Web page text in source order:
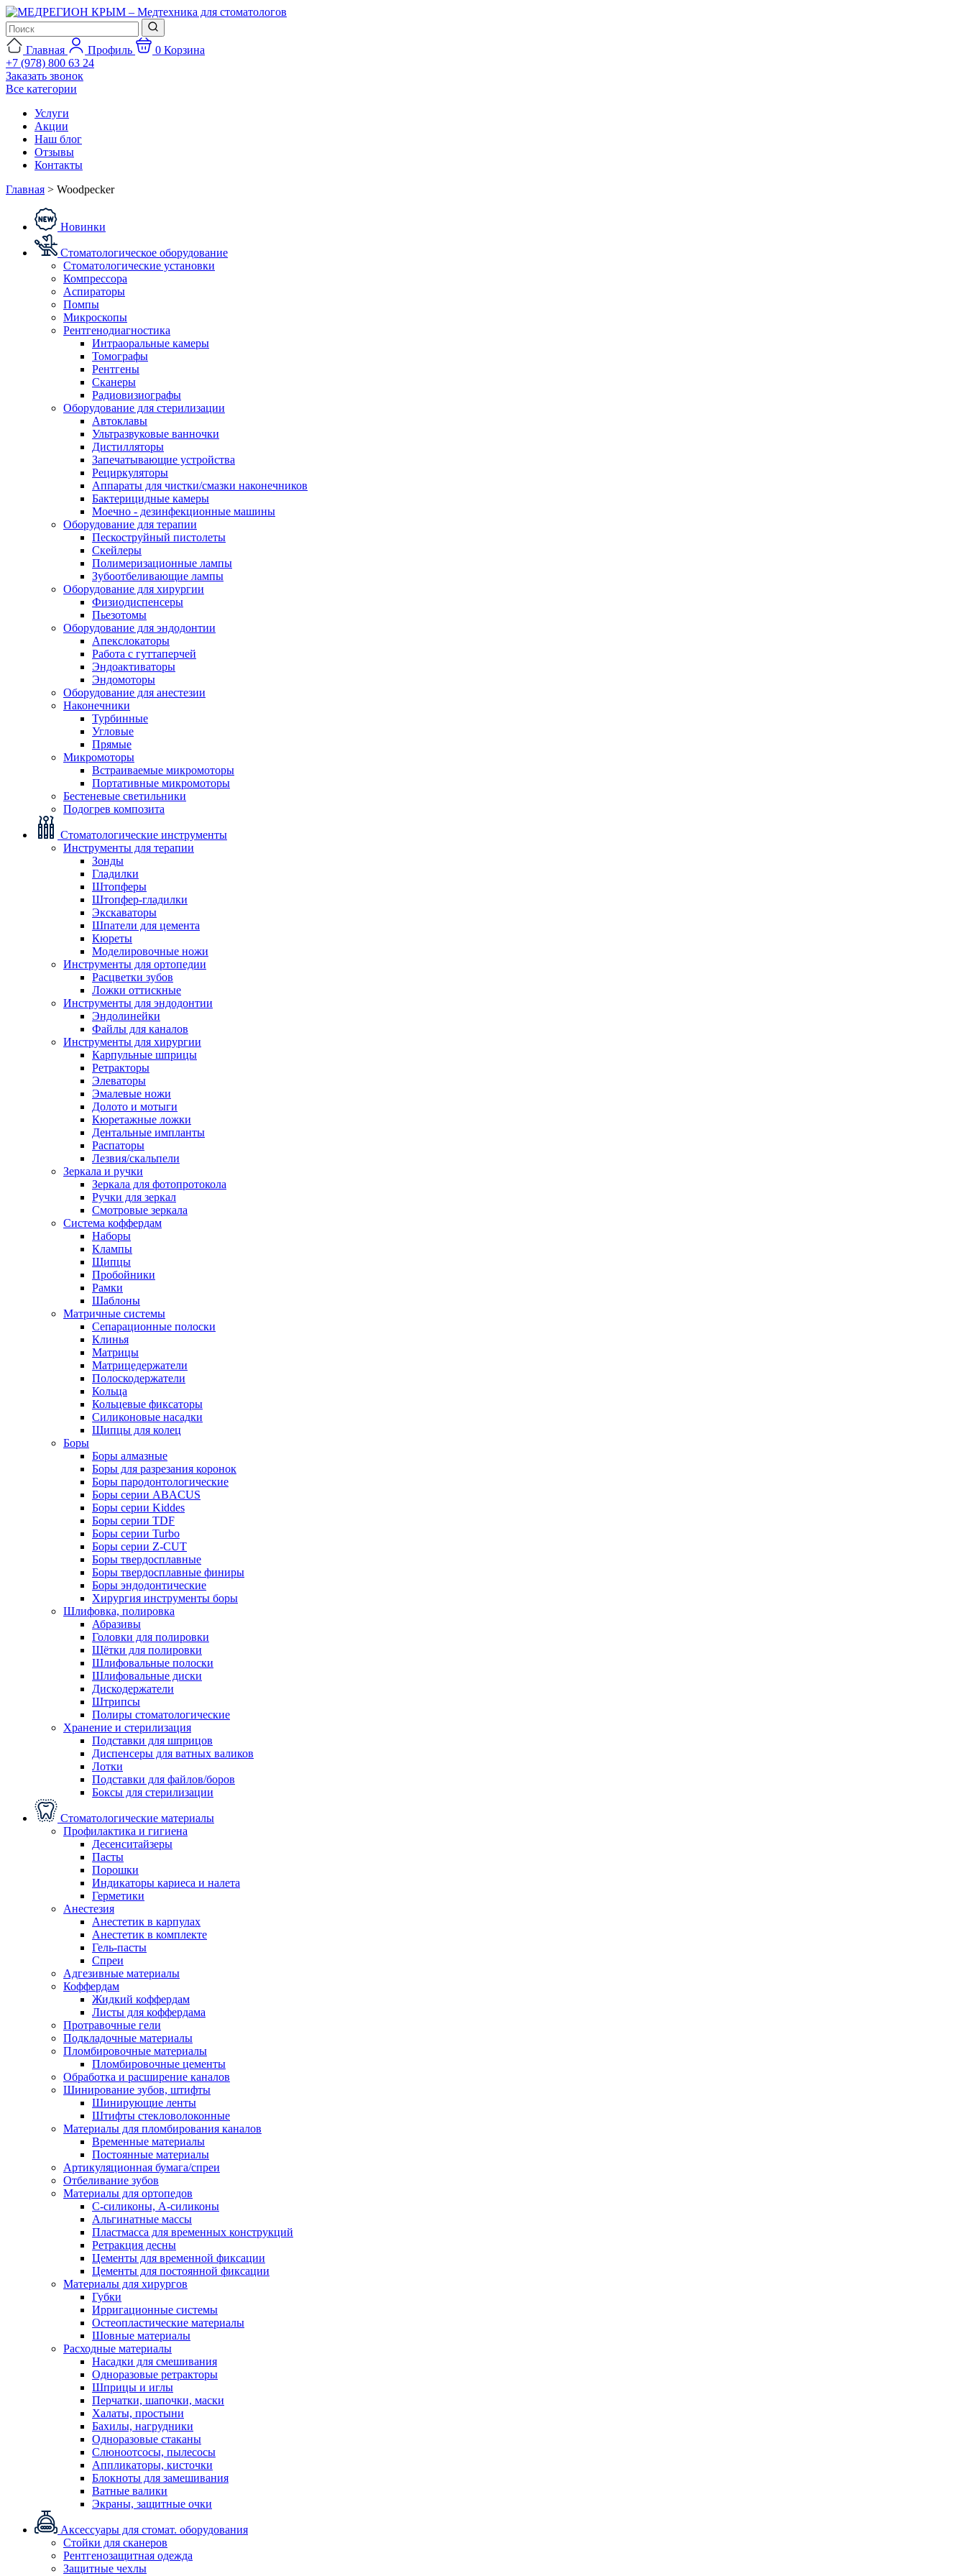
Главная Профиль 0 Корзина
+7 (978) 800 63 24
Заказать звонок
Все категории
Услуги
Акции
Наш блог
Отзывы
Контакты
Главная > Woodpecker
Новинки
Стоматологическое оборудование
Стоматологические установки
Компрессора
Аспираторы
Помпы
Микроскопы
Рентгенодиагностика
Интраоральные камеры
Томографы
Рентгены
Сканеры
Радиовизиографы
Оборудование для стерилизации
Автоклавы
Ультразвуковые ванночки
Дистилляторы
Запечатывающие устройства
Рециркуляторы
Аппараты для чистки/смазки наконечников
Бактерицидные камеры
Моечно - дезинфекционные машины
Оборудование для терапии
Пескоструйный пистолеты
Скейлеры
Полимеризационные лампы
Зубоотбеливающие лампы
Оборудование для хирургии
Физиодиспенсеры
Пьезотомы
Оборудование для эндодонтии
Апекслокаторы
Работа с гуттаперчей
Эндоактиваторы
Эндомоторы
Оборудование для анестезии
Наконечники
Турбинные
Угловые
Прямые
Микромоторы
Встраиваемые микромоторы
Портативные микромоторы
Бестеневые светильники
Подогрев композита
Стоматологические инструменты
Инструменты для терапии
Зонды
Гладилки
Штопферы
Штопфер-гладилки
Экскаваторы
Шпатели для цемента
Кюреты
Моделировочные ножи
Инструменты для ортопедии
Расцветки зубов
Ложки оттискные
Инструменты для эндодонтии
Эндолинейки
Файлы для каналов
Инструменты для хирургии
Карпульные шприцы
Ретракторы
Элеваторы
Эмалевые ножи
Долото и мотыги
Кюретажные ложки
Дентальные импланты
Распаторы
Лезвия/скальпели
Зеркала и ручки
Зеркала для фотопротокола
Ручки для зеркал
Смотровые зеркала
Система коффердам
Наборы
Клампы
Щипцы
Пробойники
Рамки
Шаблоны
Матричные системы
Сепарационные полоски
Клинья
Матрицы
Матрицедержатели
Полоскодержатели
Кольца
Кольцевые фиксаторы
Силиконовые насадки
Щипцы для колец
Боры
Боры алмазные
Боры для разрезания коронок
Боры пародонтологические
Боры серии ABACUS
Боры серии Kiddes
Боры серии TDF
Боры серии Turbo
Боры серии Z-CUT
Боры твердосплавные
Боры твердосплавные финиры
Боры эндодонтические
Хирургия инструменты боры
Шлифовка, полировка
Абразивы
Головки для полировки
Щётки для полировки
Шлифовальные полоски
Шлифовальные диски
Дискодержатели
Штрипсы
Полиры стоматологические
Хранение и стерилизация
Подставки для шприцов
Диспенсеры для ватных валиков
Лотки
Подставки для файлов/боров
Боксы для стерилизации
Стоматологические материалы
Профилактика и гигиена
Десенситайзеры
Пасты
Порошки
Индикаторы кариеса и налета
Герметики
Анестезия
Анестетик в карпулах
Анестетик в комплекте
Гель-пасты
Спреи
Адгезивные материалы
Коффердам
Жидкий коффердам
Листы для коффердама
Протравочные гели
Подкладочные материалы
Пломбировочные материалы
Пломбировочные цементы
Обработка и расширение каналов
Шинирование зубов, штифты
Шинирующие ленты
Штифты стекловолоконные
Материалы для пломбирования каналов
Временные материалы
Постоянные материалы
Артикуляционная бумага/спреи
Отбеливание зубов
Материалы для ортопедов
C-силиконы, А-силиконы
Альгинатные массы
Пластмасса для временных конструкций
Ретракция десны
Цементы для временной фиксации
Цементы для постоянной фиксации
Материалы для хирургов
Губки
Ирригационные системы
Остеопластические материалы
Шовные материалы
Расходные материалы
Насадки для смешивания
Одноразовые ретракторы
Шприцы и иглы
Перчатки, шапочки, маски
Халаты, простыни
Бахилы, нагрудники
Одноразовые стаканы
Слюноотсосы, пылесосы
Аппликаторы, кисточки
Блокноты для замешивания
Ватные валики
Экраны, защитные очки
Аксессуары для стомат. оборудования
Стойки для сканеров
Рентгенозащитная одежда
Защитные чехлы